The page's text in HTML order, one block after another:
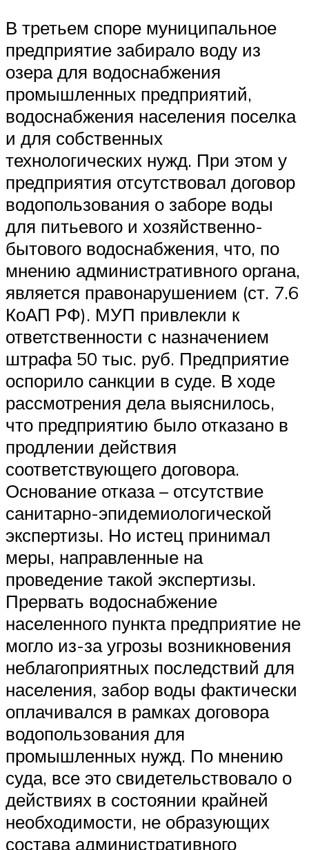
В третьем споре муниципальное
предприятие забирало воду из
озера для водоснабжения
промышленных предприятий,
водоснабжения населения поселка
и для собственных
технологических нужд. При этом у
предприятия отсутствовал договор
водопользования о заборе воды
для питьевого и хозяйственно-
бытового водоснабжения, что, по
мнению административного органа,
является правонарушением (ст. 7.6
КоАП РФ). МУП привлекли к
ответственности с назначением
штрафа 50 тыс. руб. Предприятие
оспорило санкции в суде. В ходе
рассмотрения дела выяснилось,
что предприятию было отказано в
продлении действия
соответствующего договора.
Основание отказа – отсутствие
санитарно-эпидемиологической
экспертизы. Но истец принимал
меры, направленные на
проведение такой экспертизы.
Прервать водоснабжение
населенного пункта предприятие не
могло из-за угрозы возникновения
неблагоприятных последствий для
населения, забор воды фактически
оплачивался в рамках договора
водопользования для
промышленных нужд. По мнению
суда, все это свидетельствовало о
действиях в состоянии крайней
необходимости, не образующих
состава административного